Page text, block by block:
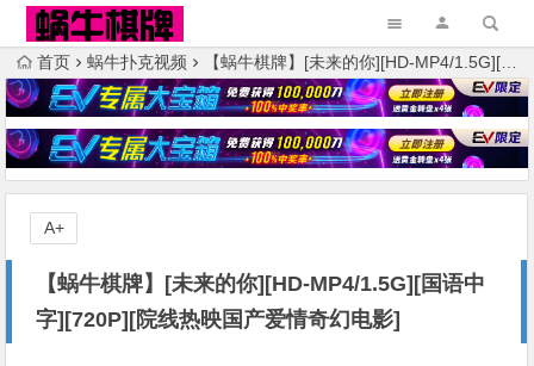
首页 蜗牛扑克视频 【蜗牛棋牌】[未来的你][HD-MP4/1.5G][国语中字][720P][院线热映国产爱情奇幻电影]
【蜗牛棋牌】[未来的你][HD-MP4/1.5G][国语中
字][720P][院线热映国产爱情奇幻电影]
A+